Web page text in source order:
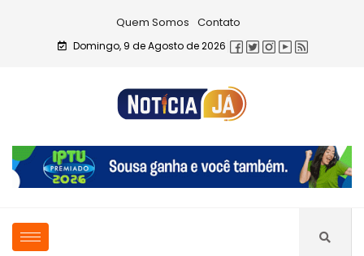
Quem Somos Contato
Domingo, 9 de Agosto de 2026